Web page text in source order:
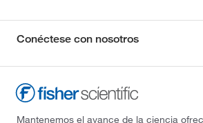
Conéctese con nosotros
Mantenemos el avance de la ciencia